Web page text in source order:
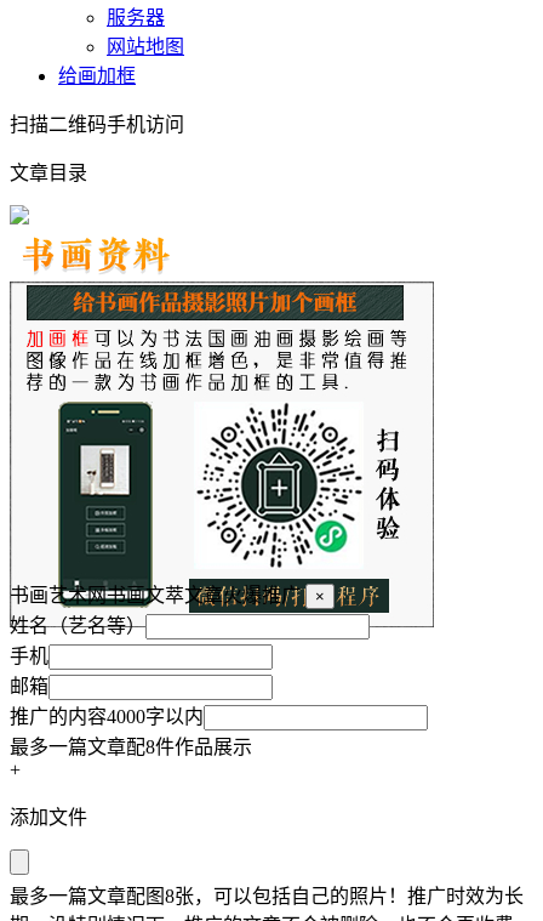
服务器
网站地图
给画加框
扫描二维码手机访问
文章目录
书画艺术网书画文萃文章火爆推广 ×
姓名（艺名等）
手机
邮箱
推广的内容4000字以内
最多一篇文章配8件作品展示
+
添加文件
最多一篇文章配图8张，可以包括自己的照片！推广时效为长